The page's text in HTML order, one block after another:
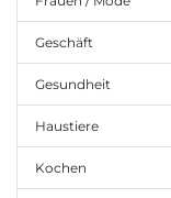
Geschäft
Gesundheit
Haustiere
Kochen